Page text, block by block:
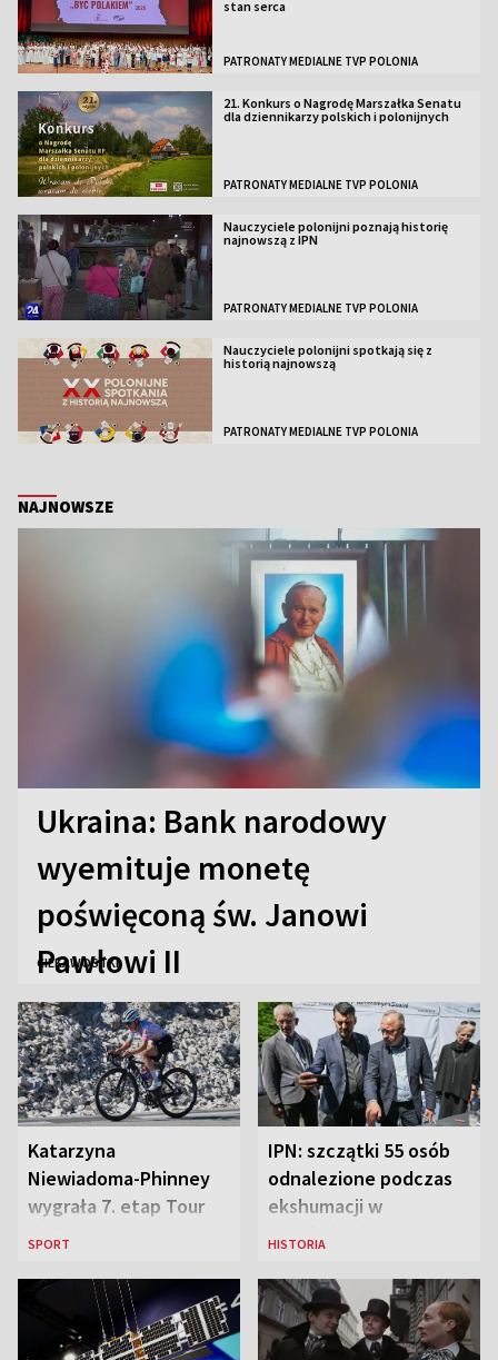
stan serca
PATRONATY MEDIALNE TVP POLONIA
21. Konkurs o Nagrodę Marszałka Senatu
dla dziennikarzy polskich i polonijnych
PATRONATY MEDIALNE TVP POLONIA
Nauczyciele polonijni poznają historię
najnowszą z IPN
PATRONATY MEDIALNE TVP POLONIA
Nauczyciele polonijni spotkają się z
historią najnowszą
PATRONATY MEDIALNE TVP POLONIA
NAJNOWSZE
Ukraina: Bank narodowy
wyemituje monetę
poświęconą św. Janowi
Pawłowi II
CIEKAWOSTKI
Katarzyna
Niewiadoma-Phinney
wygrała 7. etap Tour
de France i została
SPORT
IPN: szczątki 55 osób
odnalezione podczas
ekshumacji w
Ostrówkach i Woli
HISTORIA